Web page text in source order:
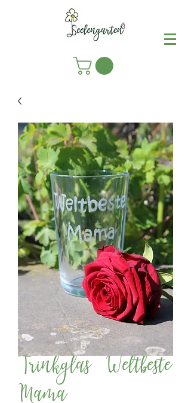
Trinkglas Weltbeste